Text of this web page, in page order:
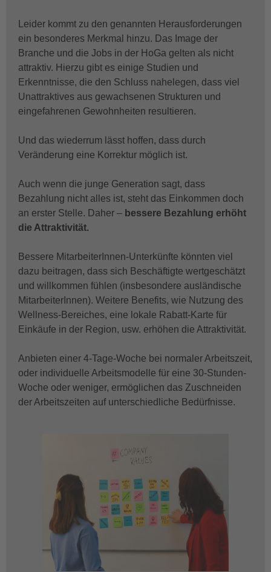
Leider kommt zu den genannten Herausforderungen
ein besonderes Merkmal hinzu. Das Image der
Branche und die Jobs in der HoGa gelten als nicht
attraktiv. Hierzu gibt es einige Studien und
Erkenntnisse, die den Schluss nahelegen, dass viel
Unattraktives aus gewachsenen Strukturen und
eingefahrenen Gewohnheiten resultieren.
Und das wiederrum lässt hoffen, dass durch
Veränderung eine Korrektur möglich ist.
Auch wenn die junge Generation sagt, dass
Bezahlung nicht alles ist, steht das Einkommen doch
an erster Stelle. Daher – bessere Bezahlung erhöht
die Attraktivität.
Bessere MitarbeiterInnen-Unterkünfte könnten viel
dazu beitragen, dass sich Beschäftigte wertgeschätzt
und willkommen fühlen (insbesondere ausländische
MitarbeiterInnen). Weitere Benefits, wie Nutzung des
Wellness-Bereiches, eine lokale Rabatt-Karte für
Einkäufe in der Region, usw. erhöhen die Attraktivität.
Anbieten einer 4-Tage-Woche bei normaler Arbeitszeit,
oder individuelle Arbeitsmodelle für eine 30-Stunden-
Woche oder weniger, ermöglichen das Zuschneiden
der Arbeitszeiten auf unterschiedliche Bedürfnisse.